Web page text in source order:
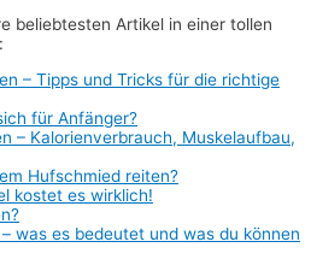
beliebtesten Artikel in einer tollen
– Tipps und Tricks für die richtige
für Anfänger?
– Kalorienverbrauch, Muskelaufbau,
Hufschmied reiten?
kostet es wirklich!
was es bedeutet und was du können